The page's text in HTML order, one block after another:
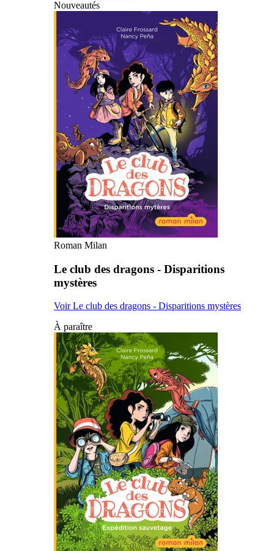
Nouveautés
Roman Milan
Le club des dragons - Disparitions
mystères
Voir Le club des dragons - Disparitions mystères
À paraître